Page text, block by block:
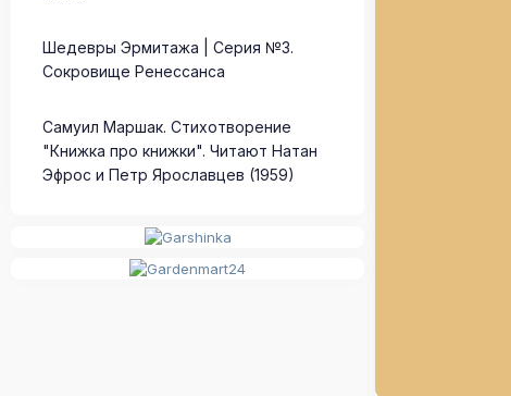
Шедевры Эрмитажа | Серия №3.
Сокровище Ренессанса
Самуил Маршак. Стихотворение
"Книжка про книжки". Читают Натан
Эфрос и Петр Ярославцев (1959)